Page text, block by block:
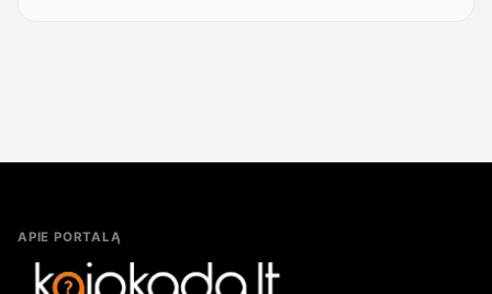
APIE PORTALĄ